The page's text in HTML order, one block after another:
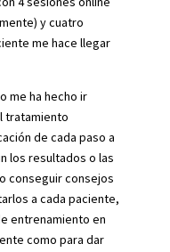
y cuatro
me hace llegar
me ha hecho ir
tratamiento
de cada paso a
los resultados o las
conseguir consejos
a cada paciente,
entrenamiento en
como para dar